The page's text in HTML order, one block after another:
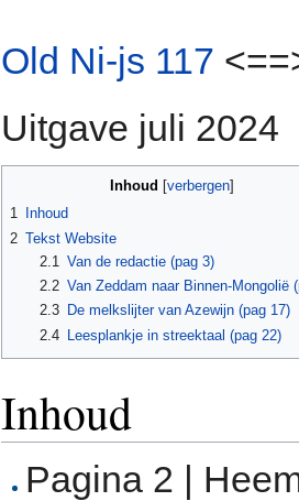
Old Ni-js 117
Uitgave juli 2024
Inhoud verbergen]
1
Inhoud
2 Tekst Website
2.1 Van de redactie (pag 3)
2.2 Van Zeddam naar Binnen-Mongolië
2.3
De melkslijter van Azewijn (pag 17)
2.4 Leesplankje in streektaal (pag 22)
Inhoud
Pagina 2 |